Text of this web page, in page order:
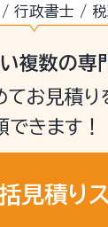
相続手続き 戸籍
で不動産名
を、今年2月に母
める必要がありま
地、畑、田んぼ
ともに相続人とな
義を相談者と妹
悩んでおり、父
/ 行政書士 / 税
複数の専
てお見積り
できます！
見積り